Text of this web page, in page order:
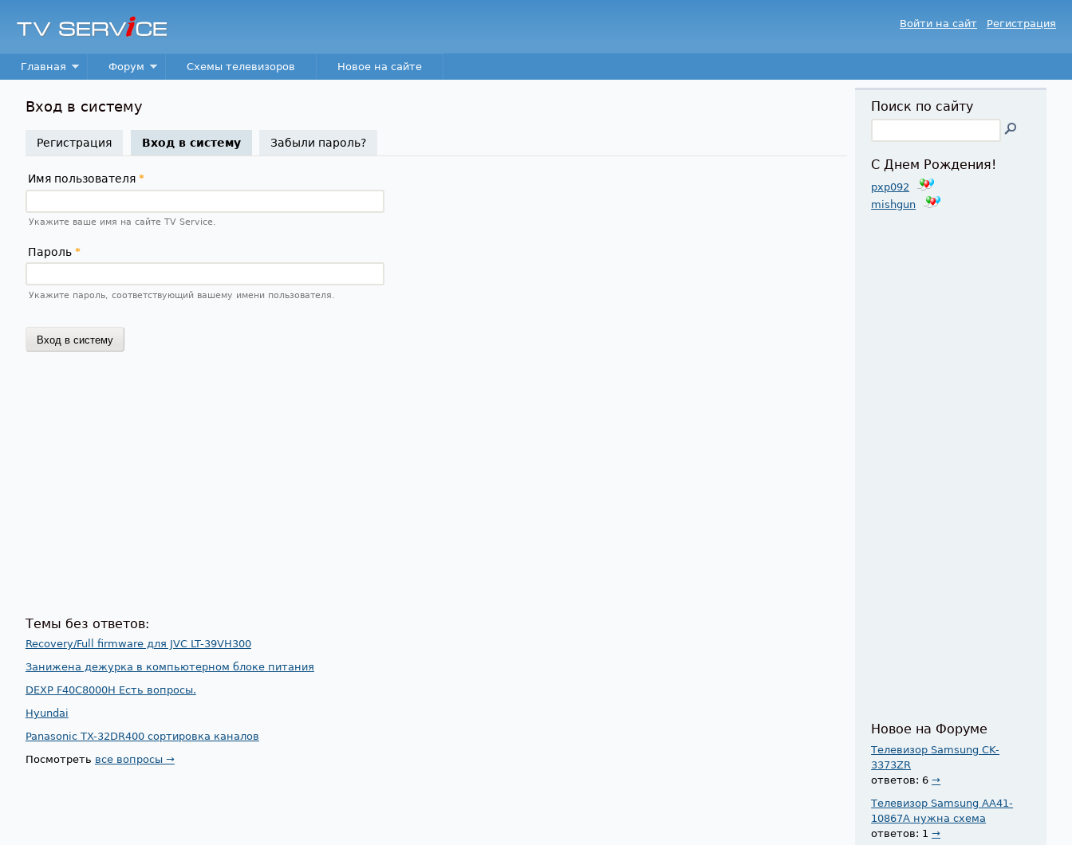
TV
Service
Войти на сайт Регистрация
Main menu
Главная Форум Схемы телевизоров Новое на сайте
Вход в систему
Регистрация Вход в систему(активная вкладка)
Забыли пароль?
Имя пользователя *
Укажите ваше имя на сайте TV Service.
Пароль *
Укажите пароль, соответствующий вашему имени пользователя.
Темы без ответов:
Recovery/Full firmware для JVC LT-39VH300
Занижена дежурка в компьютерном блоке питания
DEXP F40C8000H Есть вопросы.
Hyundai
Panasonic TX-32DR400 сортировка каналов
Посмотреть все вопросы →
Поиск по сайту
С Днем Рождения!
pxp092
mishgun
Новое на Форуме
Телевизор Samsung CK-
3373ZR
ответов: 6→
Телевизор Samsung AA41-
10867A нужна схема
ответов: 1→